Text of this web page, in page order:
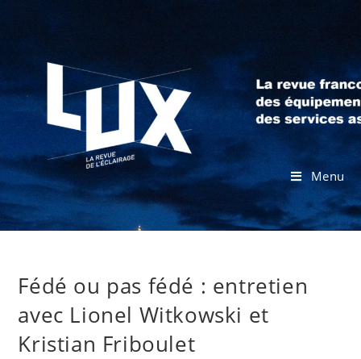
Menu
Fédé ou pas fédé : entretien
avec Lionel Witkowski et
Kristian Friboulet